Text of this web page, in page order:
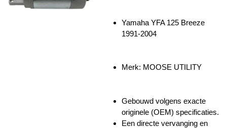
Yamaha YFA 125 Breeze
1991-2004
Merk: MOOSE UTILITY
Gebouwd volgens exacte
originele (OEM) specificaties.
Een directe vervanging en